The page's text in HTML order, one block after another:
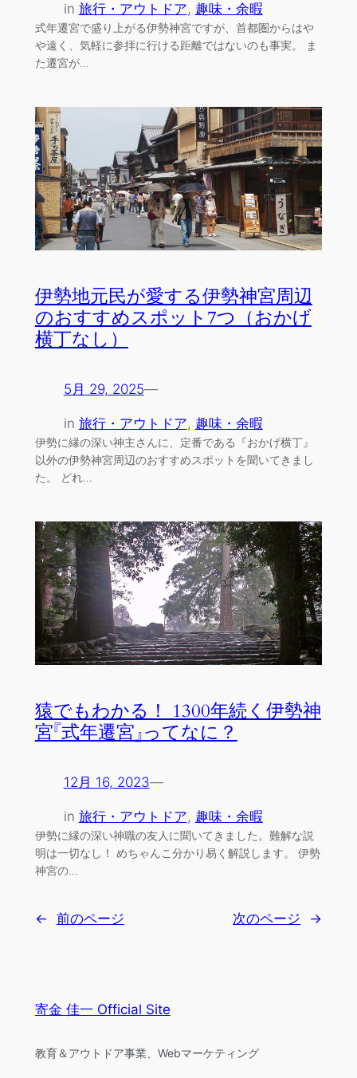
in 旅行・アウトドア, 趣味・余暇
式年遷宮で盛り上がる伊勢神宮ですが、首都圏からはや
や遠く、気軽に参拝に行ける距離ではないのも事実。 ま
た遷宮が…
伊勢地元民が愛する伊勢神宮周辺
のおすすめスポット7つ（おかげ
横丁なし）
5月 29, 2025—
in 旅行・アウトドア, 趣味・余暇
伊勢に縁の深い神主さんに、定番である『おかげ横丁』
以外の伊勢神宮周辺のおすすめスポットを聞いてきまし
た。 どれ…
猿でもわかる！ 1300年続く伊勢神
宮『式年遷宮』ってなに？
12月 16, 2023—
in 旅行・アウトドア, 趣味・余暇
伊勢に縁の深い神職の友人に聞いてきました。難解な説
明は一切なし！ めちゃんこ分かり易く解説します。 伊勢
神宮の…
← 前のページ 次のページ →
寄金 佳一 Official Site
教育＆アウトドア事業、Webマーケティング